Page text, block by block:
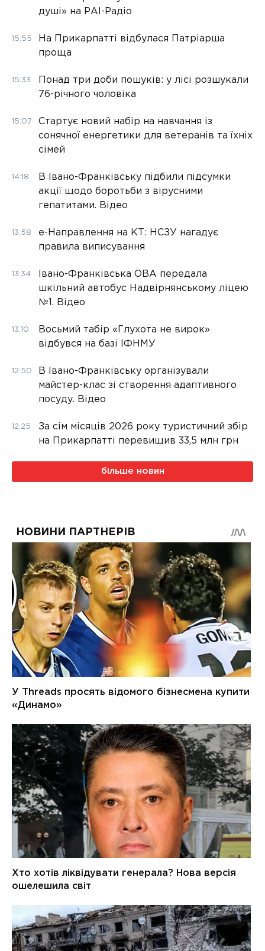
душі» на РАІ-Радіо
15:55
На Прикарпатті відбулася Патріарша
проща
15:33
Понад три доби пошуків: у лісі розшукали
76-річного чоловіка
15:07
Стартує новий набір на навчання із
сонячної енергетики для ветеранів та їхніх
сімей
14:18
В Івано-Франківську підбили підсумки
акції щодо боротьби з вірусними
гепатитами. Відео
13:58
е-Направлення на КТ: НСЗУ нагадує
правила виписування
13:34
Івано-Франківська ОВА передала
шкільний автобус Надвірнянському ліцею
№1. Відео
13:10
Восьмий табір «Глухота не вирок»
відбувся на базі ІФНМУ
12:50
В Івано-Франківську організували
майстер-клас зі створення адаптивного
посуду. Відео
12:25
За сім місяців 2026 року туристичний збір
на Прикарпатті перевищив 33,5 млн грн
більше новин